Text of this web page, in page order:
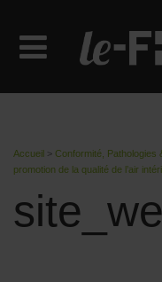
Accueil > Conformité, Pathologies
promotion de la qualité de l’air